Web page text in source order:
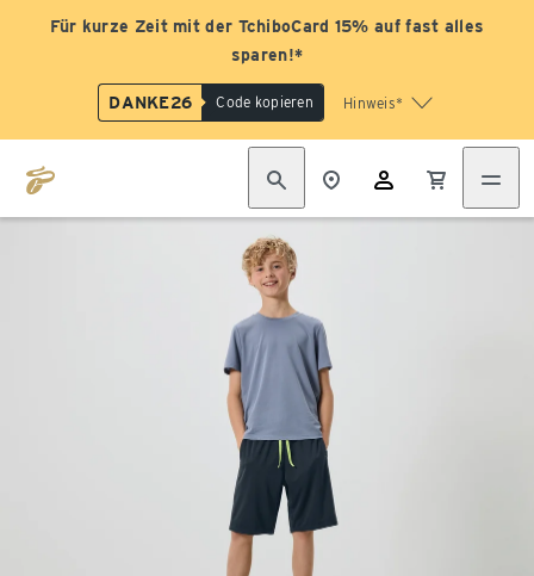
Für kurze Zeit mit der TchiboCard 15% auf fast alles
sparen!*
DANKE26 Code kopieren Hinweis*